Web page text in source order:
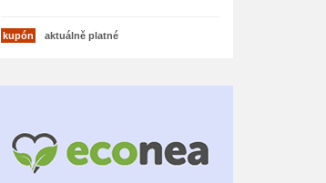
kupón aktuálně platné